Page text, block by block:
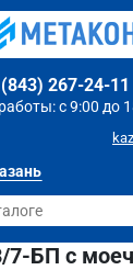
с 9:00 до
267-24-11
БП с